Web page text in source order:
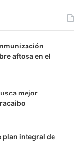
aftosa en el
mejor
plan integral de